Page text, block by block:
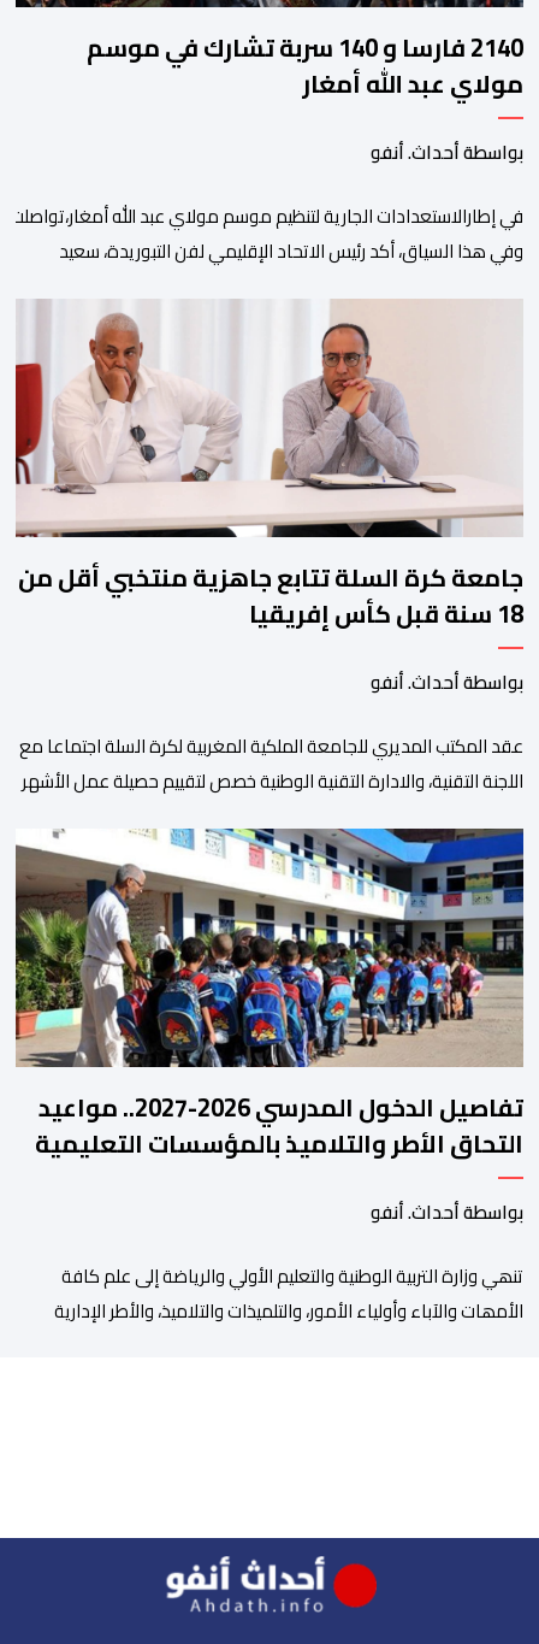
2140 فارسا و 140 سربة تشارك في موسم
مولاي عبد الله أمغار
بواسطة أحداث. أنفو
في إطارالاستعدادات الجارية لتنظيم موسم مولاي عبد الله
وفي هذا السياق، أكد رئيس الاتحاد الإقليمي لفن التبوريدة، سعيد
ولم تخل هذه الدورة من مؤشرات إيجابية على مستوى تنوعالمشاركة،
وتبرز هذه الأرقام الحجم الكبير الذي باتت تعرفه تظاهرةالتبوريدة
ومن المرتقب أن تعرف فعاليات الموسم إقبالا جماهيريا
واسعا،في ظل الشغف الكبير الذي يحظى به فن التبوريدة، باعتبارهأحد
جامعة كرة السلة تتابع جاهزية منتخبي أقل من
18 سنة قبل كأس إفريقيا
بواسطة أحداث. أنفو
عقد المكتب المديري للجامعة الملكية المغربية لكرة السلة اجتماعا مع
اللجنة التقنية، والادارة التقنية الوطنية خصص لتقييم حصيلة عمل الأشهر
المنتخبات الوطنية خلال الفترة الأخيرة. وشهد الاجتماع تقديم عرض
مفصل حول مشاركة المنتخبين الوطنيين لأقل من 18 سنة، إناثا وذكورا،
من طرف اللجنة التقنية التي واكبت كل […]
تفاصيل الدخول المدرسي 2026-2027.. مواعيد
التحاق الأطر والتلاميذ بالمؤسسات التعليمية
بواسطة أحداث. أنفو
تنھي وزارة التربیة الوطنیة والتعلیم الأولي والریاضة إلى علم كافة
الأمھات والآباء وأولیاء الأمور، والتلمیذات والتلامیذ، والأطر الإداریة